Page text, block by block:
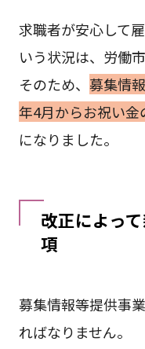
求職者が安心して
いう状況は、労働
そのため、 募集情
年4月からお祝い
になりました。
改正によっ
項
募集情報等提供事
ればなりません。